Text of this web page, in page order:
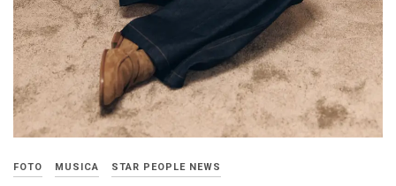
FOTO MUSICA STAR PEOPLE NEWS